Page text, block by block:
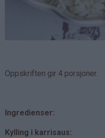
Oppskriften gir 4 porsjoner.
Ingredienser:
Kylling i karrisaus: